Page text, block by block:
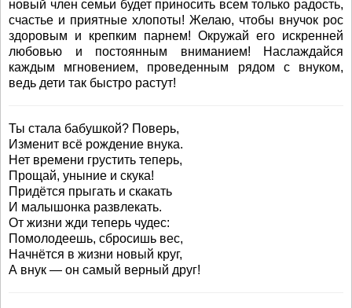
новый член семьи будет приносить всем только радость,
счастье и приятные хлопоты! Желаю, чтобы внучок рос
здоровым и крепким парнем! Окружай его искренней
любовью и постоянным вниманием! Наслаждайся
каждым мгновением, проведенным рядом с внуком,
ведь дети так быстро растут!
Ты стала бабушкой? Поверь,
Изменит всё рождение внука.
Нет времени грустить теперь,
Прощай, уныние и скука!
Придётся прыгать и скакать
И малышонка развлекать.
От жизни жди теперь чудес:
Помолодеешь, сбросишь вес,
Начнётся в жизни новый круг,
А внук — он самый верный друг!